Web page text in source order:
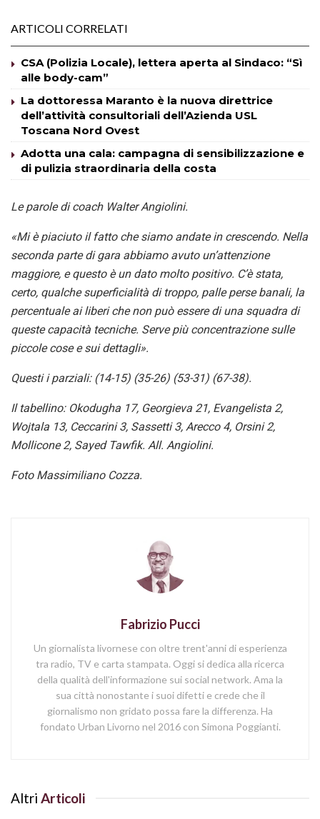
ARTICOLI CORRELATI
CSA (Polizia Locale), lettera aperta al Sindaco: “Sì
alle body-cam”
La dottoressa Maranto è la nuova direttrice
dell’attività consultoriali dell’Azienda USL
Toscana Nord Ovest
Adotta una cala: campagna di sensibilizzazione e
di pulizia straordinaria della costa
Le parole di coach Walter Angiolini.
«Mi è piaciuto il fatto che siamo andate in crescendo. Nella
seconda parte di gara abbiamo avuto un’attenzione
maggiore, e questo è un dato molto positivo. C’è stata,
certo, qualche superficialità di troppo, palle perse banali, la
percentuale ai liberi che non può essere di una squadra di
queste capacità tecniche. Serve più concentrazione sulle
piccole cose e sui dettagli».
Questi i parziali: (14-15) (35-26) (53-31) (67-38).
Il tabellino: Okodugha 17, Georgieva 21, Evangelista 2,
Wojtala 13, Ceccarini 3, Sassetti 3, Arecco 4, Orsini 2,
Mollicone 2, Sayed Tawfik. All. Angiolini.
Foto Massimiliano Cozza.
Fabrizio Pucci
Un giornalista livornese con oltre trent'anni di esperienza
tra radio, TV e carta stampata. Oggi si dedica alla ricerca
della qualità dell'informazione sui social network. Ama la
sua città nonostante i suoi difetti e crede che il
giornalismo non gridato possa fare la differenza. Ha
fondato Urban Livorno nel 2016 con Simona Poggianti.
Altri Articoli